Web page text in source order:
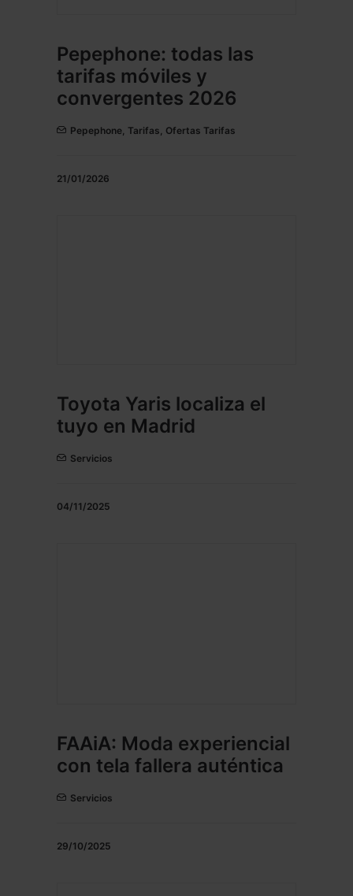
Pepephone: todas las
tarifas móviles y
convergentes 2026
Pepephone, Tarifas, Ofertas Tarifas
21/01/2026
Toyota Yaris localiza el
tuyo en Madrid
Servicios
04/11/2025
FAAiA: Moda experiencial
con tela fallera auténtica
Servicios
29/10/2025